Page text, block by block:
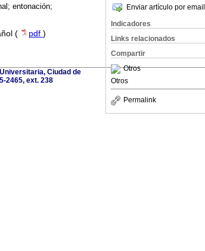
Enviar artículo por email
Indicadores
Links relacionados
Compartir
Otros
Otros
Permalink
entonación;
( pdf )
Ciudad de
2465, ext. 238